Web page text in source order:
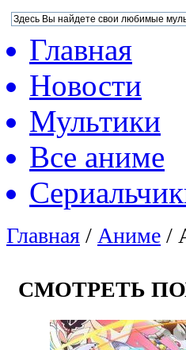
Главная
Новости
Мультики
Все аниме
Главная / Аниме /
СМОТРЕТЬ